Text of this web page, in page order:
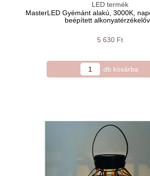
LED termék
MasterLED Gyémánt alakú, 3000K,
beépített
5 630 Ft